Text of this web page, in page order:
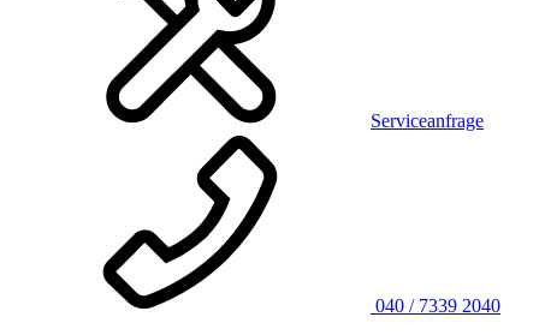
Serviceanfrage
040 / 7339 2040